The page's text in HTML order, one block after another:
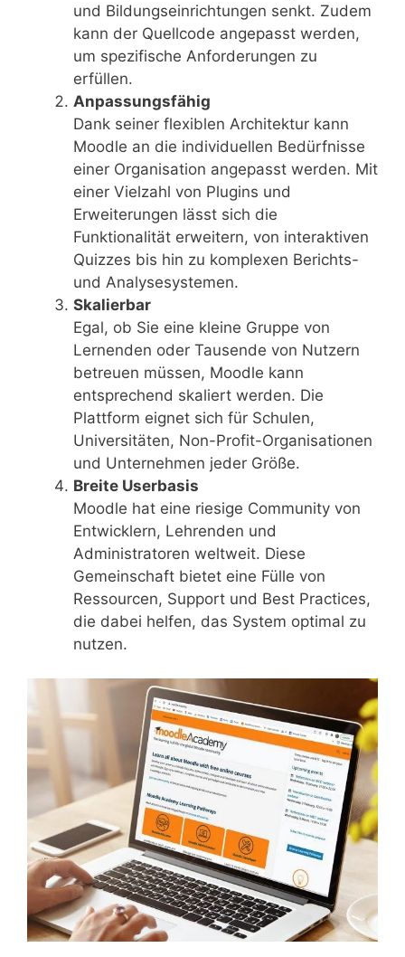
und Bildungseinrichtungen senkt. Zudem
kann der Quellcode angepasst werden,
um spezifische Anforderungen zu
erfüllen.
Anpassungsfähig
Dank seiner flexiblen Architektur kann
Moodle an die individuellen Bedürfnisse
einer Organisation angepasst werden. Mit
einer Vielzahl von Plugins und
Erweiterungen lässt sich die
Funktionalität erweitern, von interaktiven
Quizzes bis hin zu komplexen Berichts-
und Analysesystemen.
Skalierbar
Egal, ob Sie eine kleine Gruppe von
Lernenden oder Tausende von Nutzern
betreuen müssen, Moodle kann
entsprechend skaliert werden. Die
Plattform eignet sich für Schulen,
Universitäten, Non-Profit-Organisationen
und Unternehmen jeder Größe.
Breite Userbasis
Moodle hat eine riesige Community von
Entwicklern, Lehrenden und
Administratoren weltweit. Diese
Gemeinschaft bietet eine Fülle von
Ressourcen, Support und Best Practices,
die dabei helfen, das System optimal zu
nutzen.